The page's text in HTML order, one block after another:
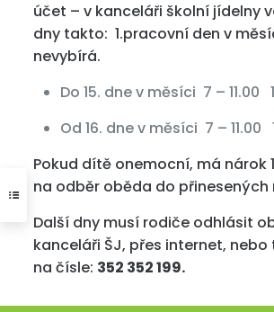
účet – v kanceláři školní jídelny
dny takto: 1.pracovní den v
nevybírá.
Do 15. dne v měsíci 7 – 11.00
Od 16. dne v měsíci 7 – 11.00
Pokud dítě onemocní, má nárok
na odběr oběda do přinesených
Další dny musí rodiče odhlásit
kanceláři ŠJ, přes internet,
na čísle: 352 352 199.